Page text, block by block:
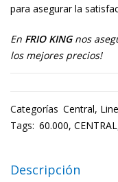
para asegurar la
En FRIO KINGnos
los mejores precios!
Categorías Central,
Tags: 60.000, CENTRAL
Descripción